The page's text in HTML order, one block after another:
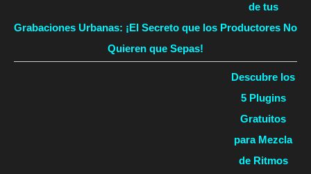
de tus
Grabaciones Urbanas: ¡El Secreto que los Productores No
Quieren que Sepas!
Descubre los
5 Plugins
Gratuitos
para Mezcla
de Ritmos